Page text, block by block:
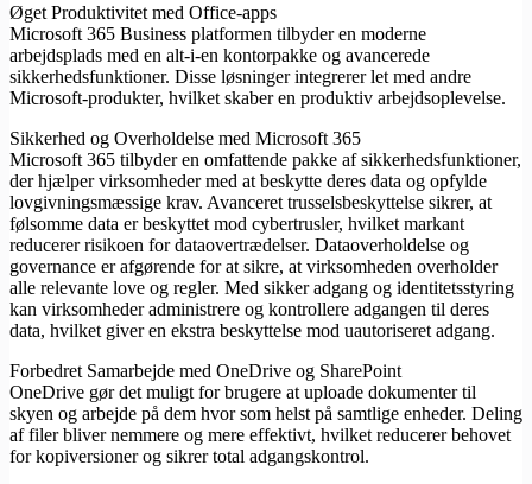
Øget Produktivitet med Office-apps
Microsoft 365 Business platformen tilbyder en moderne
arbejdsplads med en alt-i-en kontorpakke og avancerede
sikkerhedsfunktioner. Disse løsninger integrerer let med andre
Microsoft-produkter, hvilket skaber en produktiv arbejdsoplevelse.
Sikkerhed og Overholdelse med Microsoft 365
Microsoft 365 tilbyder en omfattende pakke af sikkerhedsfunktioner,
der hjælper virksomheder med at beskytte deres data og opfylde
lovgivningsmæssige krav. Avanceret trusselsbeskyttelse sikrer, at
følsomme data er beskyttet mod cybertrusler, hvilket markant
reducerer risikoen for dataovertrædelser. Dataoverholdelse og
governance er afgørende for at sikre, at virksomheden overholder
alle relevante love og regler. Med sikker adgang og identitetsstyring
kan virksomheder administrere og kontrollere adgangen til deres
data, hvilket giver en ekstra beskyttelse mod uautoriseret adgang.
Forbedret Samarbejde med OneDrive og SharePoint
OneDrive gør det muligt for brugere at uploade dokumenter til
skyen og arbejde på dem hvor som helst på samtlige enheder. Deling
af filer bliver nemmere og mere effektivt, hvilket reducerer behovet
for kopiversioner og sikrer total adgangskontrol.